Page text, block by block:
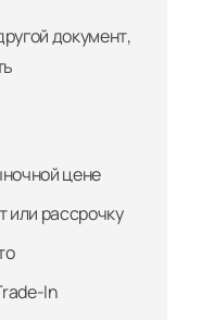
документ,
цене
или рассрочку
In